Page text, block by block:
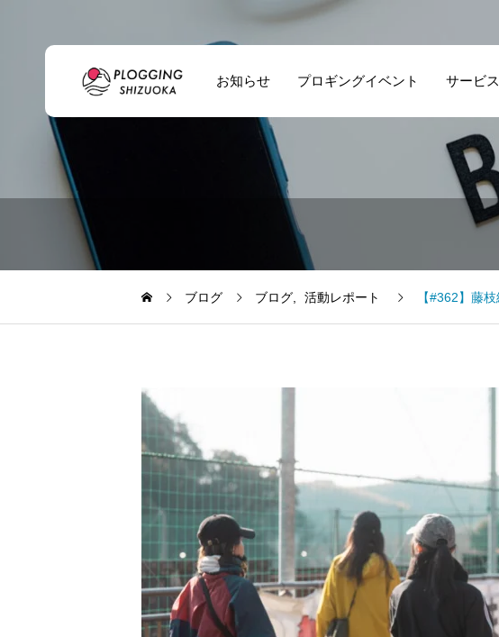
お知らせ プロギングイベント サービス
ブログ ブログ 活動レポート 【#362】藤